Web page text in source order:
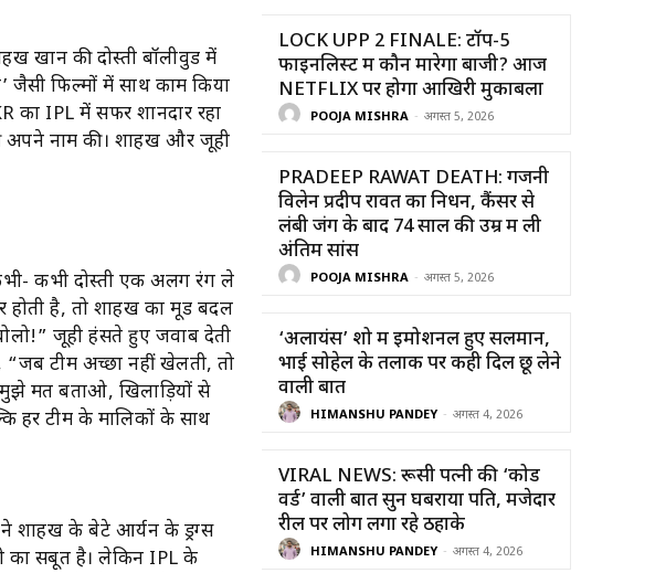
खान की दोस्ती बॉलीवुड में
जैसी फिल्मों में साथ काम किया
का IPL में सफर शानदार रहा
नाम की। शाहरुख और जूही
कभी दोस्ती एक अलग रंग ले
होती है, तो शाहरुख का मूड बदल
जूही हंसते हुए जवाब देती
“जब टीम अच्छा नहीं खेलती, तो
मत बताओ, खिलाड़ियों से
हर टीम के मालिकों के साथ
शाहरुख के बेटे आर्यन के ड्रग्स
का सबूत है। लेकिन IPL के
LOCK UPP 2 FINALE: टॉप-5
फाइनलिस्ट में कौन मारेगा बाजी? आज
NETFLIX पर होगा आखिरी मुकाबला
POOJA MISHRA - अगस्त 5, 2026
PRADEEP RAWAT DEATH: गजनी
विलेन प्रदीप रावत का निधन, कैंसर से
लंबी जंग के बाद 74 साल की उम्र में ली
अंतिम सांस
POOJA MISHRA - अगस्त 5, 2026
‘अलायंस’ शो में इमोशनल हुए सलमान,
भाई सोहेल के तलाक पर कही दिल छू लेने
वाली बात
HIMANSHU PANDEY - अगस्त 4, 2026
VIRAL NEWS: रूसी पत्नी की ‘कोड
वर्ड’ वाली बात सुन घबराया पति, मजेदार
रील पर लोग लगा रहे ठहाके
HIMANSHU PANDEY - अगस्त 4, 2026